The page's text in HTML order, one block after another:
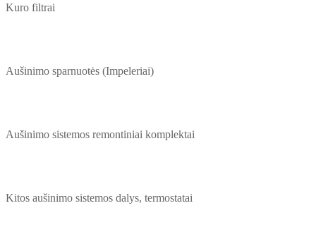
Kuro filtrai
Aušinimo sparnuotės (Impeleriai)
Aušinimo sistemos remontiniai komplektai
Kitos aušinimo sistemos dalys, termostatai